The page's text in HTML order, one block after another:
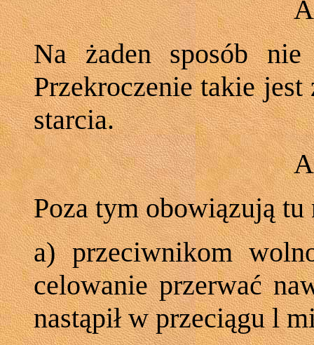
Na żaden sposób nie
Przekroczenie takie jest
starcia.
Poza tym obowiązują tu
a) przeciwnikom
celowanie przerwać
nastąpił w przeciągu l